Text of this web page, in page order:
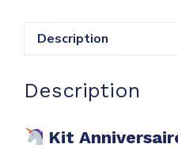
Magiques
Enfants
Description
Description
Kit